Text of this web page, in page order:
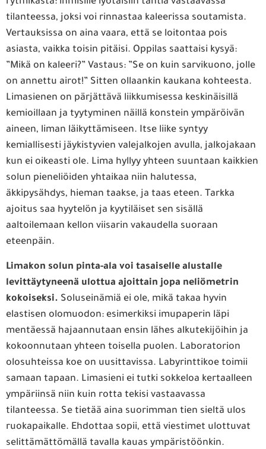
tilanteessa, joksi voi rinnastaa kaleerissa soutamista.
Vertauksissa on aina vaara, että se loitontaa pois
asiasta, vaikka toisin pitäisi. Oppilas saattaisi kysyä:
”Mikä on kaleeri?” Vastaus: ”Se on kuin sarvikuono, jolle
on annettu airot!” Sitten ollaankin kaukana kohteesta.
Limasienen on pärjättävä liikkumisessa keskinäisillä
kemioillaan ja tyytyminen näillä konstein ympäröivän
aineen, liman läikyttämiseen. Itse liike syntyy
kemiallisesti jäykistyvien valejalkojen avulla, jalkojakaan
kun ei oikeasti ole. Lima hyllyy yhteen suuntaan kaikkien
solun pieneliöiden yhtaikaa niin halutessa,
äkkipysähdys, hieman taakse, ja taas eteen. Tarkka
ajoitus saa hyytelön ja kyytiläiset sen sisällä
aaltoilemaan kellon viisarin vakaudella suoraan
eteenpäin.
Limakon solun pinta-ala voi tasaiselle alustalle
levittäytyneenä ulottua ajoittain jopa neliömetrin
kokoiseksi. Soluseinämiä ei ole, mikä takaa hyvin
elastisen olomuodon: esimerkiksi imupaperin läpi
mentäessä hajaannutaan ensin lähes alkutekijöihin ja
kokoonnutaan yhteen toisella puolen. Laboratorion
olosuhteissa koe on uusittavissa. Labyrinttikoe toimii
samaan tapaan. Limasieni ei tutki sokkeloa kertaalleen
ympäriinsä niin kuin rotta tekisi vastaavassa
tilanteessa. Se tietää aina suorimman tien sieltä ulos
ruokapaikalle. Ehdottaa sopii, että viestimet ulottuvat
selittämättömällä tavalla kauas ympäristöönkin.